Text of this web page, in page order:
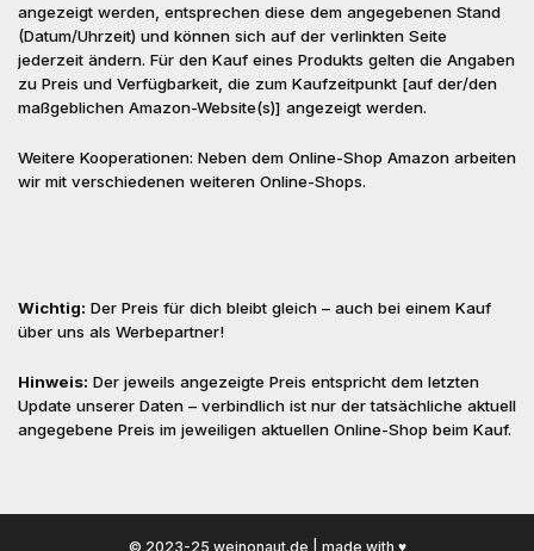
angezeigt werden, entsprechen diese dem angegebenen Stand
(Datum/Uhrzeit) und können sich auf der verlinkten Seite
jederzeit ändern. Für den Kauf eines Produkts gelten die Angaben
zu Preis und Verfügbarkeit, die zum Kaufzeitpunkt [auf der/den
maßgeblichen Amazon-Website(s)] angezeigt werden.
Weitere Kooperationen: Neben dem Online-Shop Amazon arbeiten
wir mit verschiedenen weiteren Online-Shops.
Wichtig: Der Preis für dich bleibt gleich – auch bei einem Kauf
über uns als Werbepartner!
Hinweis: Der jeweils angezeigte Preis entspricht dem letzten
Update unserer Daten – verbindlich ist nur der tatsächliche aktuell
angegebene Preis im jeweiligen aktuellen Online-Shop beim Kauf.
© 2023-25 weinonaut.de | made with ♥